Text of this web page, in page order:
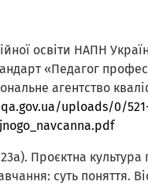
освіти НАПН
«Педагог
агентство
uploads/0/
Проєктна культура
суть поняття.